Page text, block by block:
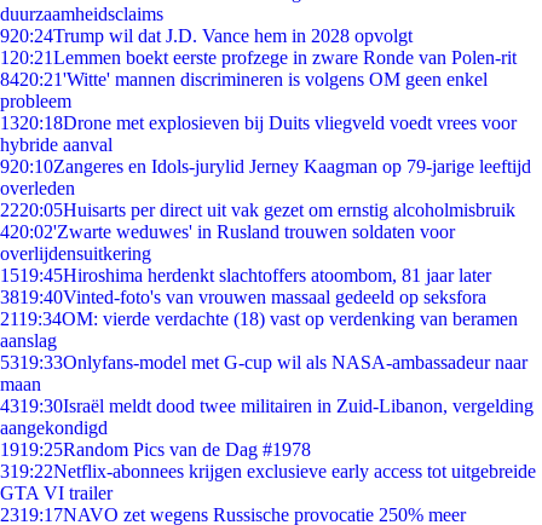
duurzaamheidsclaims
920:24Trump wil dat J.D. Vance hem in 2028 opvolgt
1 20:21Lemmen boekt eerste profzege in zware Ronde van Polen-rit
8420:21'Witte' mannen discrimineren is volgens OM geen enkel
probleem
1320:18Drone met explosieven bij Duits vliegveld voedt vrees voor
hybride aanval
920:10Zangeres en Idols-jurylid Jerney Kaagman op 79-jarige leeftijd
overleden
2220:05Huisarts per direct uit vak gezet om ernstig alcoholmisbruik
420:02'Zwarte weduwes' in Rusland trouwen soldaten voor
overlijdensuitkering
1519:45Hiroshima herdenkt slachtoffers atoombom, 81 jaar later
3819:40Vinted-foto's van vrouwen massaal gedeeld op seksfora
2119:34OM: vierde verdachte (18) vast op verdenking van beramen
aanslag
5319:33Onlyfans-model met G-cup wil als NASA-ambassadeur naar
maan
4319:30Israël meldt dood twee militairen in Zuid-Libanon, vergelding
aangekondigd
1919:25Random Pics van de Dag #1978
319:22Netflix-abonnees krijgen exclusieve early access tot uitgebreide
GTA VI trailer
2319:17NAVO zet wegens Russische provocatie 250% meer